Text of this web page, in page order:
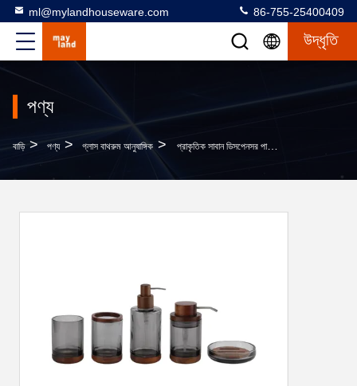
ml@mylandhouseware.com 86-755-25400409
উদ্ধৃতি
পণ্য
বাড়ি > পণ্য > গ্লাস বাথরুম আনুষাঙ্গিক > প্রাকৃতিক সাবান ডিসপেনসর পাম্প মাথা সঙ্গে আকাসিয়া কাঠের গ্লাস বাথরুম আনুষাঙ্গিক